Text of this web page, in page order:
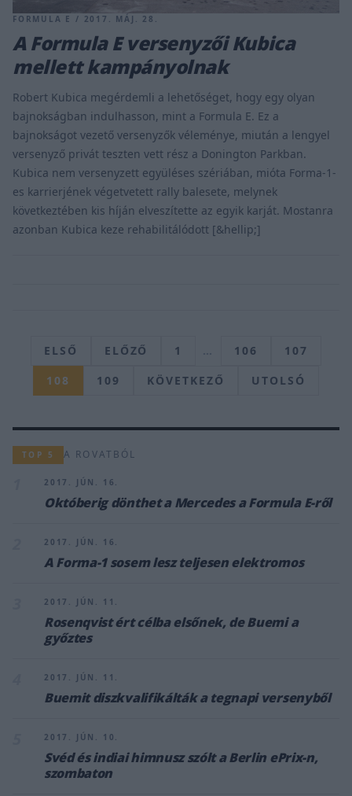
FORMULA E / 2017. MÁJ. 28.
A Formula E versenyzői Kubica
mellett kampányolnak
Robert Kubica megérdemli a lehetőséget, hogy egy olyan
bajnokságban indulhasson, mint a Formula E. Ez a
bajnokságot vezető versenyzők véleménye, miután a lengyel
versenyző privát teszten vett rész a Donington Parkban.
Kubica nem versenyzett együléses szériában, mióta Forma-1-
es karrierjének végetvetett rally balesete, melynek
következtében kis híján elveszítette az egyik karját. Mostanra
azonban Kubica keze rehabilitálódott [&hellip;]
ELSŐ ELŐZŐ 1 … 106
107
108
109 KÖVETKEZŐ UTOLSÓ
TOP 5 A ROVATBÓL
2017. JÚN. 16.
Októberig dönthet a Mercedes a Formula E-ről
2017. JÚN. 16.
A Forma-1 sosem lesz teljesen elektromos
2017. JÚN. 11.
Rosenqvist ért célba elsőnek, de Buemi a
győztes
2017. JÚN. 11.
Buemit diszkvalifikálták a tegnapi versenyből
2017. JÚN. 10.
Svéd és indiai himnusz szólt a Berlin ePrix-n,
szombaton